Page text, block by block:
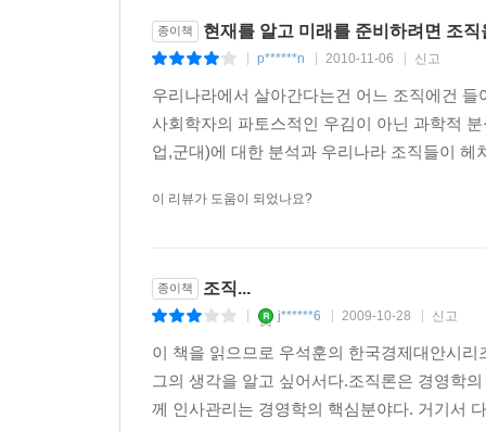
한국 기업들은 루키들을 선발할 때 엘리트 코스
토플이나 영어회화 능력, 출신 학교 등 획일화
뽑고 이들이 내부 경쟁에서 즉각적으로 패배하지
때문이다. 외국인들이 한국의 조직 내부에서 예
모아서 조직을 운용하면 기업 내부에 경쟁도가
평민들의 근면과 창의력, 그리고 그들이 살아남
셋째, 마초 자본주의를 넘어서 여성들과 일하는 법
한국은 해방 이후 등장한 신여성을 ‘완전히 때
접대부 정도로만 생각하면서 21세기를 맞은 셈
하는 나라는 없다. 여성들이 고위 직급에 잘 올라
주요 경제조직에서 거의 똑같이 사오십대 마초
종이책 현재를 알고 미래를 준비하려면 조
p******n 2010-11-06 신고
우리나라에서 살아간다는건 어느 조직에건
사회학자의 파토스적인 우김이 아닌 과학적
업,군대)에 대한 분석과 우리나라 조직들이
이 리뷰가 도움이 되었나요?
종이책 조직...
j******6 2009-10-28 신고
이 책을 읽으므로 우석훈의 한국경제대안시
그의 생각을 알고 싶어서다.조직론은 경영학
께 인사관리는 경영학의 핵심분야다. 거기서